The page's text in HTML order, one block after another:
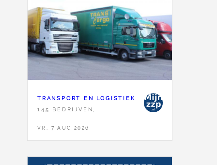
TRANSPORT EN LOGISTIEK
145 BEDRIJVEN,
VR, 7 AUG 2026